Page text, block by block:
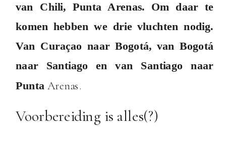
van Chili, Punta Arenas. Om daar te
komen hebben we drie vluchten nodig.
Van Curaçao naar Bogotá, van Bogotá
naar Santiago en van Santiago naar
Punta Arenas.
Voorbereiding is alles(?)